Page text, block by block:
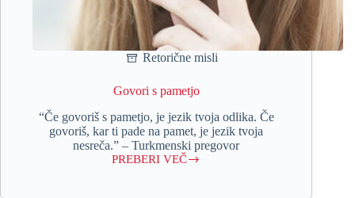
Retorične misli
Govori s pametjo
“Če govoriš s pametjo, je jezik tvoja odlika. Če
govoriš, kar ti pade na pamet, je jezik tvoja
nesreča.” – Turkmenski pregovor
PREBERI VEČ
Govori